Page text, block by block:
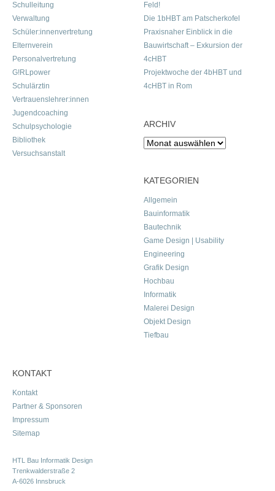
Schulleitung
Verwaltung
Schüler:innenvertretung
Elternverein
Personalvertretung
G!RLpower
Schulärztin
Vertrauenslehrer:innen
Jugendcoaching
Schulpsychologie
Bibliothek
Versuchsanstalt
Feld!
Die 1bHBT am Patscherkofel
Praxisnaher Einblick in die
Bauwirtschaft – Exkursion der
4cHBT
Projektwoche der 4bHBT und
4cHBT in Rom
ARCHIV
Archiv
KATEGORIEN
Allgemein
Bauinformatik
Bautechnik
Game Design | Usability
Engineering
Grafik Design
Hochbau
Informatik
Malerei Design
Objekt Design
Tiefbau
KONTAKT
Kontakt
Partner & Sponsoren
Impressum
Sitemap
HTL Bau Informatik Design
Trenkwalderstraße 2
A-6026 Innsbruck